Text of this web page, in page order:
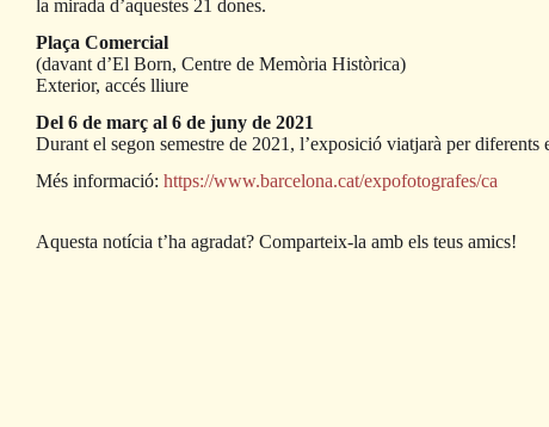
la mirada d’aquestes 21 dones.
Plaça Comercial
(davant d’El Born, Centre de Memòria Històrica)
Exterior, accés lliure
Del 6 de març al 6 de juny de 2021
Durant el segon semestre de 2021, l’exposició viatjarà per diferents
Més informació: https://www.barcelona.cat/expofotografes/ca
Aquesta notícia t’ha agradat? Comparteix-la amb els teus amics!